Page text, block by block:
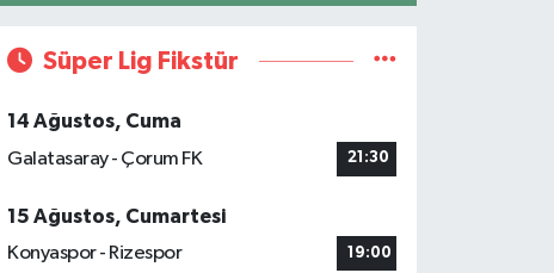
Süper Lig Fikstür
14 Ağustos, Cuma
Galatasaray - Çorum FK
21:30
15 Ağustos, Cumartesi
Konyaspor - Rizespor
19:00